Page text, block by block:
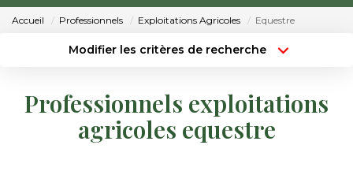
ESTIMATION
Accueil Professionnels Exploitations Agricoles Equestre
Modifier les critères de recherche
Sélectionnez...
Type de bien
Surface min
Professionnels exploitations
agricoles equestre